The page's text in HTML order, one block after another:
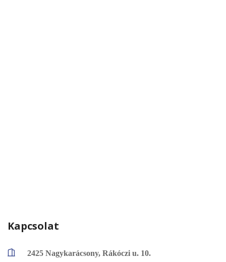
Kapcsolat
2425 Nagykarácsony, Rákóczi u. 10.